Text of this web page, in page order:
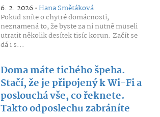
6. 2. 2026 •Hana Smětáková
Pokud sníte o chytré domácnosti,
neznamená to, že byste za ni nutně museli
utratit několik desítek tisíc korun. Začít se
dá i s...
Doma máte tichého špeha.
Stačí, že je připojený k Wi-Fi a
poslouchá vše, co řeknete.
Takto odposlechu zabráníte